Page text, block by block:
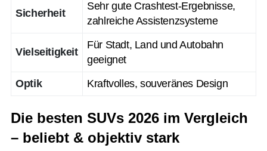
Sicherheit
Sehr gute Crashtest-Ergebnisse,
zahlreiche Assistenzsysteme
Vielseitigkeit
Für Stadt, Land und Autobahn
geeignet
Optik
Kraftvolles, souveränes Design
Die besten SUVs 2026 im Vergleich
– beliebt & objektiv stark